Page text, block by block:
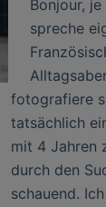
Bonjour, je
spreche
fotografiere
tatsächlich
mit 4 Jahren
durch den
schauend.